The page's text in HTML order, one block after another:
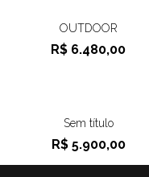
OUTDOOR
R$ 6.480,00
Sem título
R$5.900,00